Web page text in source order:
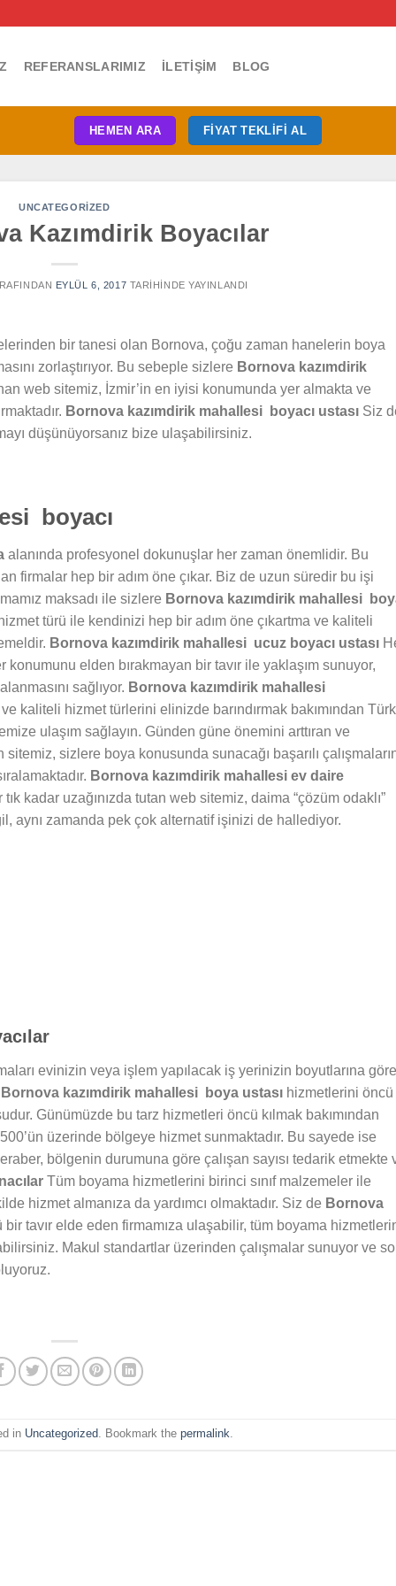
REFERANSLARIMIZ İLETIŞIM BLOG
HEMEN ARA FIYAT TEKLIFI AL
UNCATEGORIZED
Kazımdirik Boyacılar
EYLÜL 6, 2017 TARIHINDE YAYINLANDI
bir tanesi olan Bornova, çoğu zaman hanelerin boya
zorlaştırıyor. Bu sebeple sizlere Bornova kazımdirik
web sitemiz, İzmir’in en iyisi konumunda yer almakta ve
Bornova kazımdirik mahallesi boyacı ustası Siz
düşünüyorsanız bize ulaşabilirsiniz.
boyacı
alanında profesyonel dokunuşlar her zaman önemlidir. Bu
firmalar hep bir adım öne çıkar. Biz de uzun süredir bu işi
maksadı ile sizlere Bornova kazımdirik mahallesi
türü ile kendinizi hep bir adım öne çıkartma ve kaliteli
Bornova kazımdirik mahallesi ucuz boyacı ustası
elden bırakmayan bir tavır ile yaklaşım sunuyor,
sağlıyor. Bornova kazımdirik mahallesi
kaliteli hizmet türlerini elinizde barındırmak bakımından
ulaşım sağlayın. Günden güne önemini arttıran ve
sitemiz, sizlere boya konusunda sunacağı başarılı
Bornova kazımdirik mahallesi ev daire
kadar uzağınızda tutan web sitemiz, daima “çözüm odaklı”
aynı zamanda pek çok alternatif işinizi de hallediyor.
evinizin veya işlem yapılacak iş yerinizin boyutlarına göre
Bornova kazımdirik mahallesi boya ustası hizmetlerini öncü
Günümüzde bu tarz hizmetleri öncü kılmak bakımından
üzerinde bölgeye hizmet sunmaktadır. Bu sayede ise
bölgenin durumuna göre çalışan sayısı tedarik etmekte
Tüm boyama hizmetlerini birinci sınıf malzemeler ile
hizmet almanıza da yardımcı olmaktadır. Siz de Bornova
tavır elde eden firmamıza ulaşabilir, tüm boyama
Makul standartlar üzerinden çalışmalar sunuyor ve
in Uncategorized. Bookmark the permalink.